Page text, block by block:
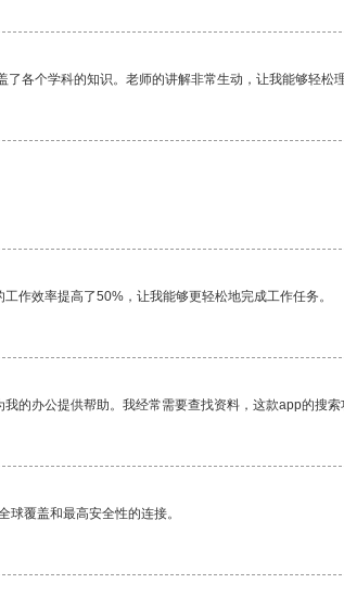
各个学科的知识。老师的讲解非常生动，让我能够轻松理
作效率提高了50%，让我能够更轻松地完成工作任务。
的办公提供帮助。我经常需要查找资料，这款app的搜索
球覆盖和最高安全性的连接。